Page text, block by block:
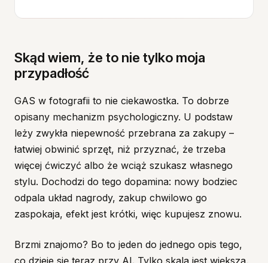
Skąd wiem, że to nie tylko moja
przypadłość
GAS w fotografii to nie ciekawostka. To dobrze
opisany mechanizm psychologiczny. U podstaw
leży zwykła niepewność przebrana za zakupy –
łatwiej obwinić sprzęt, niż przyznać, że trzeba
więcej ćwiczyć albo że wciąż szukasz własnego
stylu. Dochodzi do tego dopamina: nowy bodziec
odpala układ nagrody, zakup chwilowo go
zaspokaja, efekt jest krótki, więc kupujesz znowu.
Brzmi znajomo? Bo to jeden do jednego opis tego,